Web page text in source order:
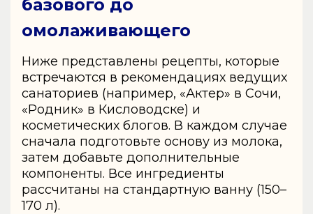
базового до
омолаживающего
Ниже представлены рецепты, которые
встречаются в рекомендациях ведущих
санаториев (например, «Актер» в Сочи,
«Родник» в Кисловодске) и
косметических блогов. В каждом случае
сначала подготовьте основу из молока,
затем добавьте дополнительные
компоненты. Все ингредиенты
рассчитаны на стандартную ванну (150–
170 л).